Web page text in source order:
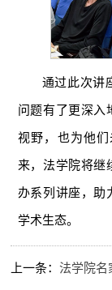
通过此次讲
问题有了更深入
视野，也为他
来，法学院将继
办系列讲座，助
学术生态。
上一条：法学院名